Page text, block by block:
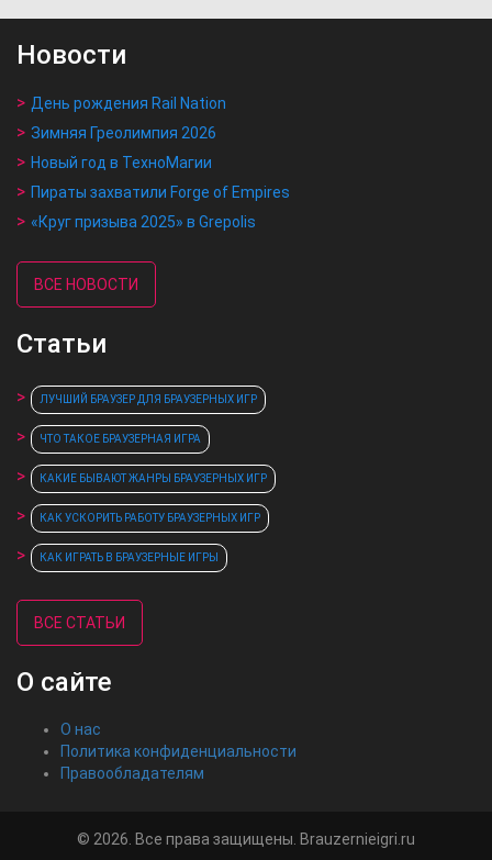
Новости
День рождения Rail Nation
Зимняя Греолимпия 2026
Новый год в ТехноМагии
Пираты захватили Forge of Empires
«Круг призыва 2025» в Grepolis
ВСЕ НОВОСТИ
Статьи
ЛУЧШИЙ БРАУЗЕР ДЛЯ БРАУЗЕРНЫХ ИГР
ЧТО ТАКОЕ БРАУЗЕРНАЯ ИГРА
КАКИЕ БЫВАЮТ ЖАНРЫ БРАУЗЕРНЫХ ИГР
КАК УСКОРИТЬ РАБОТУ БРАУЗЕРНЫХ ИГР
КАК ИГРАТЬ В БРАУЗЕРНЫЕ ИГРЫ
ВСЕ СТАТЬИ
О сайте
О нас
Политика конфиденциальности
Правообладателям
© 2026. Все права защищены. Brauzernieigri.ru